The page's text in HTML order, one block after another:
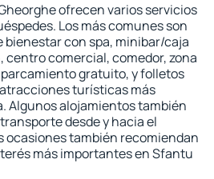
ofrecen varios servicios
Los más comunes son
bienestar con spa, minibar/caja
comercial, comedor, zona
gratuito, y folletos
turísticas más
Algunos alojamientos también
desde y hacia el
ocasiones también recomiendan
más importantes en Sfantu